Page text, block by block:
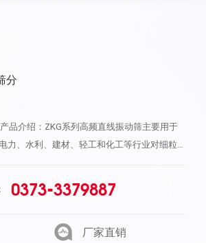
分
品介绍：ZKG系列高频直线振动筛主要用于
力、水利、建材、轻工和化工等行业对细粒物
套选择给料箱，给料箱的应用延长进料端筛网
动筛的有效筛分面积，驱动筛机采用结构简
点：该筛机技术参数，振动强度高，处理能
0373-3379887
厂家直销